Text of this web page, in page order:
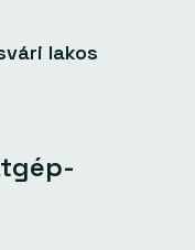
lakos